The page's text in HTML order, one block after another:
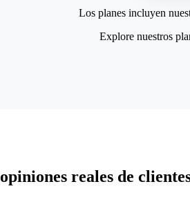
Los planes incluyen
Explore nuestros
reales de